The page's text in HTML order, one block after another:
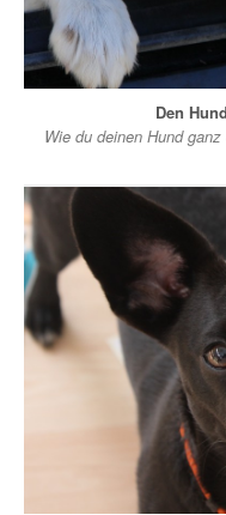
Den
Wie du deinen Hund